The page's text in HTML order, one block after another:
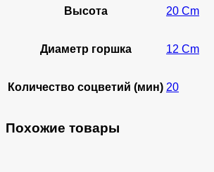
Высота 20 Cm
Диаметр горшка 12 Cm
Количество соцветий (мин) 20
Похожие товары